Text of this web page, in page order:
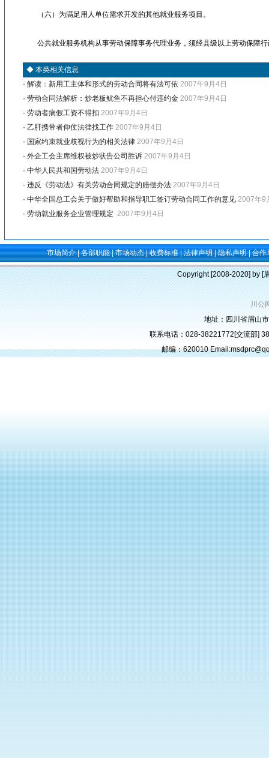
（六）为满足用人单位需求开发的其他就业服务项目。
公共就业服务机构从事劳动保障事务代理业务，须经县级以上劳动保障行
◆ 本类相关信息
· 解读：新用工主体和形式的劳动合同将有法可依 2007年9月4日
· 劳动合同法解析：炒老板鱿鱼不再担心付违约金 2007年9月4日
· 劳动者病假工资不得扣 2007年9月4日
· 乙肝携带者仰仗法律找工作 2007年9月4日
· 国家约束就业歧视行为的相关法律 2007年9月4日
· 外企工会主席维权被炒状告公司胜诉 2007年9月4日
· 中华人民共和国劳动法 2007年9月4日
· 违反《劳动法》有关劳动合同规定的赔偿办法 2007年9月4日
· 中华全国总工会关于做好帮助和指导职工签订劳动合同工作的意见 2007年9
· 劳动就业服务企业管理规定 2007年9月4日
市场简介|各部职能|市场动态|收费标准|法律声明|隐私声明|合作
Copyright [2008-2020] by [
川公
地址：四川省眉山
联系电话：028-38221772[交流部]
邮编：620010